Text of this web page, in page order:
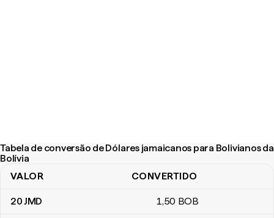
Tabela de conversão de Dólares jamaicanos para Bolivianos da
Bolívia
Tabela de conversão de Dólares jamaicanos para Bolivianos da
VALOR CONVERTIDO
20JMD 1,50 BOB